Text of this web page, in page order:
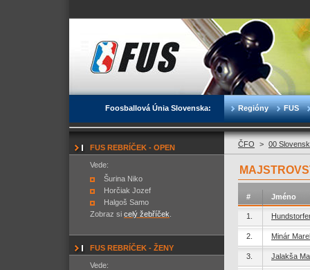
Foosballová Únia Slovenska: Regióny FUS
FUS REBRÍČEK - OPEN
Vede:
Šurina Niko
Horčiak Jozef
Halgoš Samo
Zobraz si celý žebříček
FUS REBRÍČEK - ŽENY
Vede:
ČFO > 00
# Jméno
1.
2. Minár
3. Jalakša